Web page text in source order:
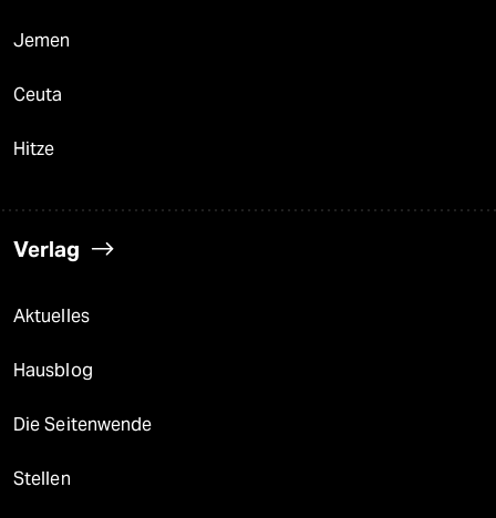
Jemen
Ceuta
Hitze
Verlag
Aktuelles
Hausblog
Die Seitenwende
Stellen